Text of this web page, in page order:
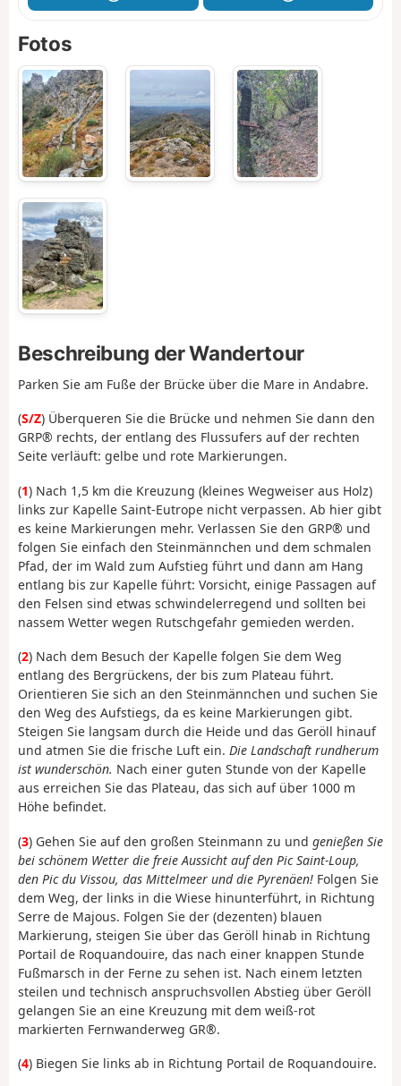
Fotos
Beschreibung der Wandertour
Parken Sie am Fuße der Brücke über die Mare in Andabre.
(S/Z) Überqueren Sie die Brücke und nehmen Sie dann den
GRP® rechts, der entlang des Flussufers auf der rechten
Seite verläuft: gelbe und rote Markierungen.
(1) Nach 1,5 km die Kreuzung (kleines Wegweiser aus Holz)
links zur Kapelle Saint-Eutrope nicht verpassen. Ab hier gibt
es keine Markierungen mehr. Verlassen Sie den GRP® und
folgen Sie einfach den Steinmännchen und dem schmalen
Pfad, der im Wald zum Aufstieg führt und dann am Hang
entlang bis zur Kapelle führt: Vorsicht, einige Passagen auf
den Felsen sind etwas schwindelerregend und sollten bei
nassem Wetter wegen Rutschgefahr gemieden werden.
(2) Nach dem Besuch der Kapelle folgen Sie dem Weg
entlang des Bergrückens, der bis zum Plateau führt.
Orientieren Sie sich an den Steinmännchen und suchen Sie
den Weg des Aufstiegs, da es keine Markierungen gibt.
Steigen Sie langsam durch die Heide und das Geröll hinauf
und atmen Sie die frische Luft ein. Die Landschaft rundherum
ist wunderschön. Nach einer guten Stunde von der Kapelle
aus erreichen Sie das Plateau, das sich auf über 1000 m
Höhe befindet.
(3) Gehen Sie auf den großen Steinmann zu und genießen Sie
bei schönem Wetter die freie Aussicht auf den Pic Saint-Loup,
den Pic du Vissou, das Mittelmeer und die Pyrenäen! Folgen Sie
dem Weg, der links in die Wiese hinunterführt, in Richtung
Serre de Majous. Folgen Sie der (dezenten) blauen
Markierung, steigen Sie über das Geröll hinab in Richtung
Portail de Roquandouire, das nach einer knappen Stunde
Fußmarsch in der Ferne zu sehen ist. Nach einem letzten
steilen und technisch anspruchsvollen Abstieg über Geröll
gelangen Sie an eine Kreuzung mit dem weiß-rot
markierten Fernwanderweg GR®.
(4) Biegen Sie links ab in Richtung Portail de Roquandouire.